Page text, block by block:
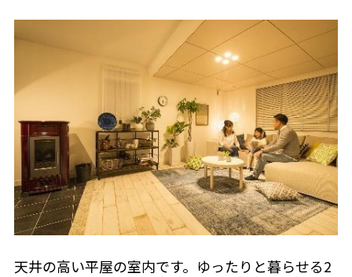
天井の高い平屋の室内です。ゆったりと暮らせる2